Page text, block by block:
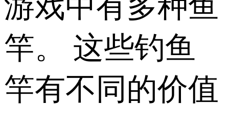
竿。 这些钓鱼
竿有不同的价值